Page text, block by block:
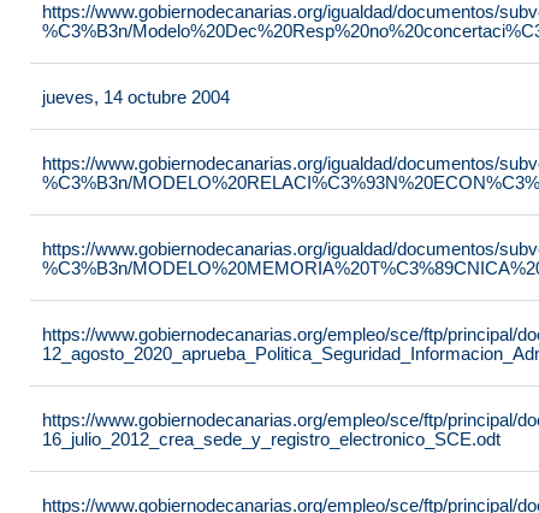
https://www.gobiernodecanarias.org/igualdad/documentos/
%C3%B3n/
jueves, 14 octubre 2004
https://www.gobiernodecanarias.org/igualdad/documentos/
%C3%B3n/
https://www.gobiernodecanarias.org/igualdad/documentos/
%C3%B3n/
https://www.gobiernodecanarias.org/empleo/sce/ftp/principal/
https://www.gobiernodecanarias.org/empleo/sce/ftp/principal/
16_julio_2012_crea_sede_y_registro_electronico_SCE.odt
https://www.gobiernodecanarias.org/empleo/sce/ftp/principal/